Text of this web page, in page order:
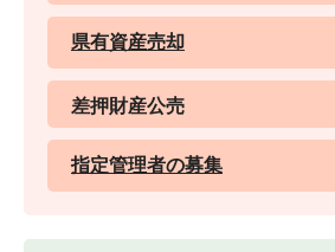
県有資産売却
差押財産公売
指定管理者の募集